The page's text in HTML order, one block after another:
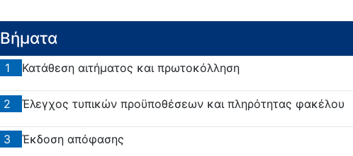
Βήματα
1 Κατάθεση αιτήματος και πρωτοκόλληση
2 Έλεγχος τυπικών προϋποθέσεων και πληρότητας φακέλου
3 Έκδοση απόφασης